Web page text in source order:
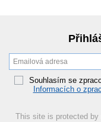
Souhlasím se
Informacích o
This site is protected by